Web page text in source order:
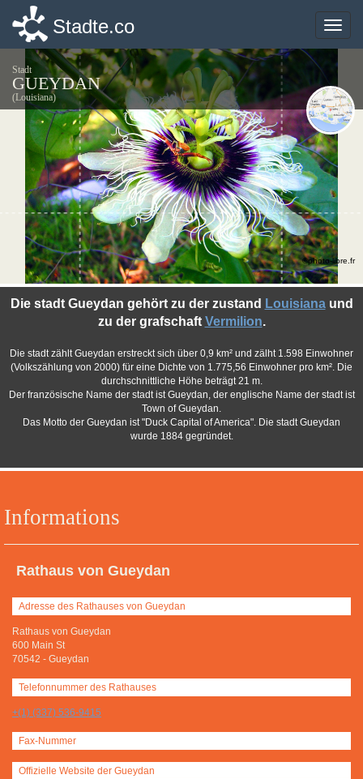
Toggle
Stadte.co
Stadt
GUEYDAN
(Louisiana)
Informations
Rathaus von Gueydan
Adresse des Rathauses von Gueydan
Rathaus von Gueydan
600 Main St
70542 - Gueydan
Telefonnummer des Rathauses
+(1) (337) 536-9415
Fax-Nummer
Offizielle Website der Gueydan
Die stadt Gueydan gehört zu der zustand Louisianaund
zu der grafschaft Vermilion.
Die stadt zählt Gueydan erstreckt sich über 0,9 km² und zälht 1.598 Einwohner
(Volkszählung von 2000) für eine Dichte von 1.775,56 Einwohner pro km². Die
durchschnittliche Höhe beträgt 21 m.
Der französische Name der stadt ist Gueydan, der englische Name der stadt ist
Town of Gueydan.
Das Motto der Gueydan ist "Duck Capital of America". Die stadt Gueydan
wurde 1884 gegründet.
©photo-libre.fr
Toggle
Stadte.co